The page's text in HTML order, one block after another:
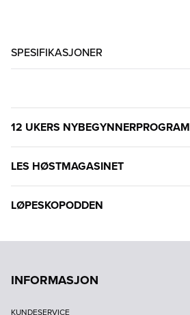
SPESIFIKASJONER
12 UKERS NYBEGYNNERPROGRAM
LES HØSTMAGASINET
LØPESKOPODDEN
INFORMASJON
KUNDESERVICE